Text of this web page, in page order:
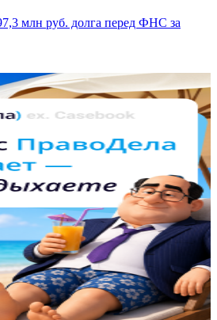
млн руб. долга перед ФНС за